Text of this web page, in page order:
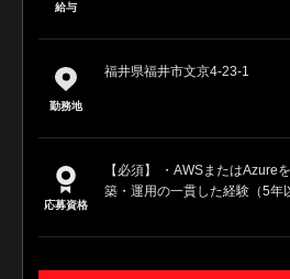
給与
勤務地
福井県福井市文京4-23-1
応募資格
【必須】 ・AWSまたはAzure
築・運用の一貫した経験（5年